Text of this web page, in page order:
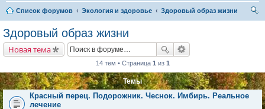
Список форумов Экология и здоровье
Здоровый образ жизни
Здоровый образ жизни
Новая тема
14 тем • Страница 1 из 1
Темы
Красный перец. Подорожник. Чеснок. Имбирь. Реальное
лечение